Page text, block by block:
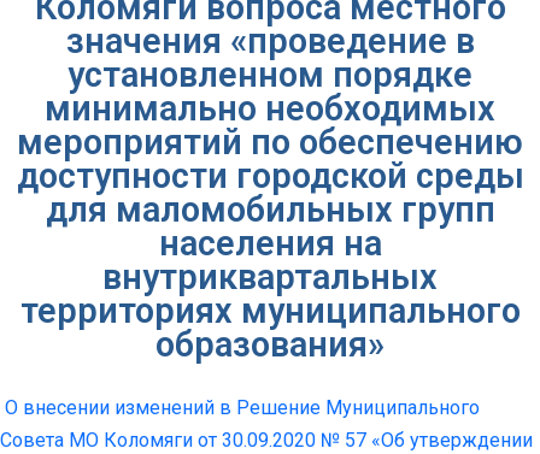
значения «проведение в
установленном порядке
минимально необходимых
мероприятий по обеспечению
доступности городской среды
для маломобильных групп
населения на
внутриквартальных
территориях муниципального
образования»
О внесении изменений в Решение Муниципального
Совета МО Коломяги от 30.09.2020 № 57 «Об утверждении